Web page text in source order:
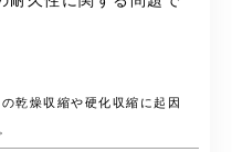
乾燥収縮や硬化収縮に起因